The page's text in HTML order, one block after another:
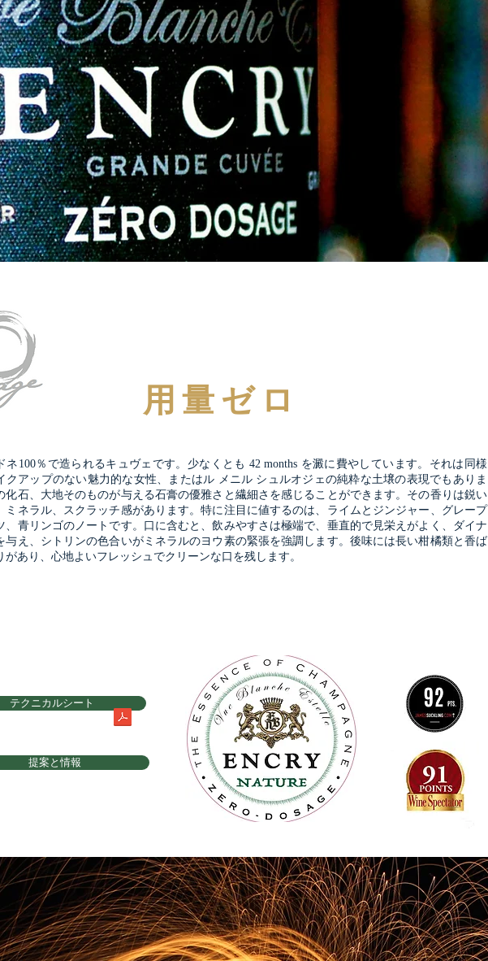
用量ゼロ
ネ100％で造られるキュヴェです。少なくとも 42 months を澱に費やしています。それは同様
クアップのない魅力的な女性、またはル メニル シュルオジェの純粋な土壌の表現でもありま
化石、大地そのものが与える石膏の優雅さと繊細さを感じることができます。その香りは鋭い
ミネラル、スクラッチ感があります。特に注目に値するのは、ライムとジンジャー、グレープ
、青リンゴのノートです。口に含むと、飲みやすさは極端で、垂直的で見栄えがよく、ダイナ
与え、シトリンの色合いがミネラルのヨウ素の緊張を強調します。後味には長い柑橘類と香ば
があり、心地よいフレッシュでクリーンな口を残します。
テクニカルシート
提案と情報